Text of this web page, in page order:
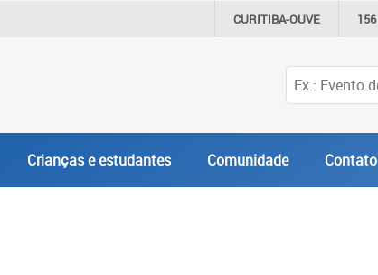
CURITIBA-OUVE 156
Crianças e estudantes Comunidade Contato